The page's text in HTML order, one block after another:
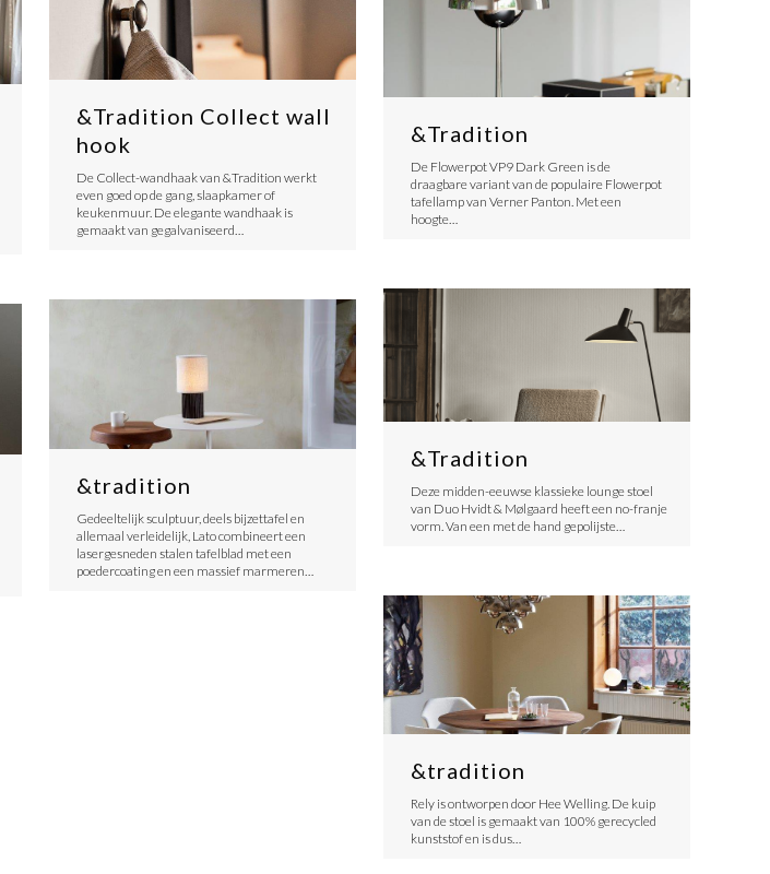
&Tradition Collect wall
hook
De Collect-wandhaak van &Tradition werkt
even goed op de gang, slaapkamer of
keukenmuur. De elegante wandhaak is
gemaakt van gegalvaniseerd…
&Tradition
De Flowerpot VP9 Dark Green is de
draagbare variant van de populaire Flowerpot
tafellamp van Verner Panton. Met een
hoogte…
&Tradition
Deze midden-eeuwse klassieke lounge stoel
van Duo Hvidt & Mølgaard heeft een no-franje
vorm. Van een met de hand gepolijste…
&tradition
Gedeeltelijk sculptuur, deels bijzettafel en
allemaal verleidelijk, Lato combineert een
lasergesneden stalen tafelblad met een
poedercoating en een massief marmeren…
&tradition
Rely is ontworpen door Hee Welling. De kuip
van de stoel is gemaakt van 100% gerecycled
kunststof en is dus…